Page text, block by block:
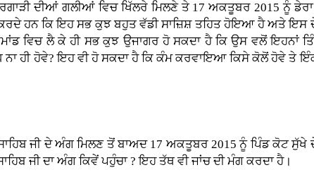
ਦੀਆਂ ਗਲੀਆਂ ਵਿਚ ਖਿੱਲਰੇ ਮਿਲਣੇ ਤੇ 17 ਅਕਤੂਬਰ 2015 ਨੂੰ ਡੇਰਾ
ਹਨ ਕਿ ਇਹ ਸਭ ਕੁਝ ਬਹੁਤ ਵੱਡੀ ਸਾਜ਼ਿਸ਼ ਤਹਿਤ ਹੋਇਆ ਹੈ ਅਤੇ ਇਸ
ਵਿਚ ਲੈ ਕੇ ਹੀ ਸਭ ਕੁਝ ਉਜਾਗਰ ਹੋ ਸਕਦਾ ਹੈ ਕਿ ਉਸ ਵਲੋਂ ਇਹਨਾਂ
ਹੀ ਹੋਵੇ? ਇਹ ਵੀ ਹੋ ਸਕਦਾ ਹੈ ਕਿ ਕੰਮ ਕਰਵਾਇਆ ਕਿਸੇ ਕੋਲੋਂ ਹੋਵੇ ਤੇ
ਜੀ ਦੇ ਅੰਗ ਮਿਲਣ ਤੋਂ ਬਾਅਦ 17 ਅਕਤੂਬਰ 2015 ਨੂੰ ਪਿੰਡ ਕੋਟ
ਜੀ ਦਾ ਅੰਗ ਕਿਵੇਂ ਪਹੁੰਚਾ ? ਇਹ ਤੱਥ ਵੀ ਜਾਂਚ ਦੀ ਮੰਗ ਕਰਦਾ ਹੈ।